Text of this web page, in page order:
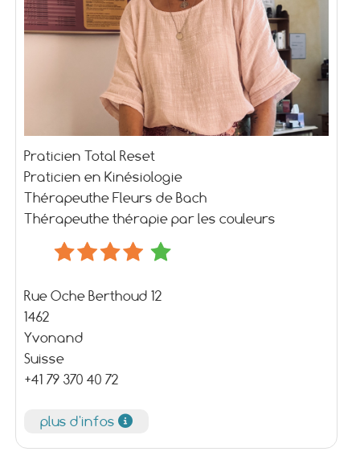
Praticien Total Reset
Praticien en Kinésiologie
Thérapeuthe Fleurs de Bach
Thérapeuthe thérapie par les couleurs
Rue Oche Berthoud 12
1462
Yvonand
Suisse
+41 79 370 40 72
plus d'infos